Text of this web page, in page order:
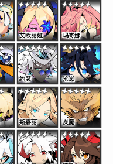
艾欧丽娅 玛奇娜
约瑟 沧岚
斯嘉丽 炎魔